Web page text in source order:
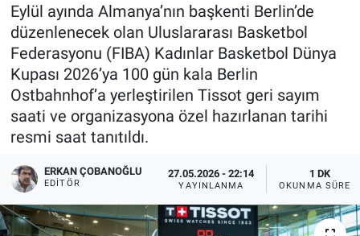
Eylül ayında Almanya’nın başkenti Berlin’de
düzenlenecek olan Uluslararası Basketbol
Federasyonu (FIBA) Kadınlar Basketbol Dünya
Kupası 2026’ya 100 gün kala Berlin
Ostbahnhof’a yerleştirilen Tissot geri sayım
saati ve organizasyona özel hazırlanan tarihi
resmi saat tanıtıldı.
ERKAN ÇOBANOĞLU
EDITÖR
27.05.2026 - 22:14
YAYINLANMA
1 DK
OKUNMA SÜRESI
Tüm Manşetler
Son Dakika Haberleri
Haber Arşivi